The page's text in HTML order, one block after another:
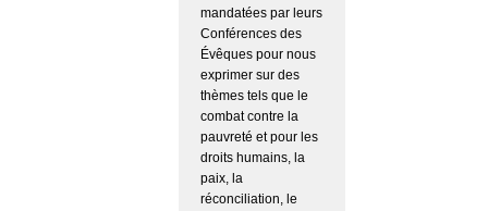
mandatées par leurs
Conférences des
Évêques pour nous
exprimer sur des
thèmes tels que le
combat contre la
pauvreté et pour les
droits humains, la
paix, la
réconciliation, le